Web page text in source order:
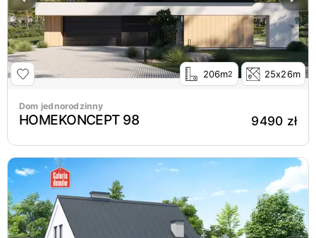
206m2 25x26m
Dom jednorodzinny
HOMEKONCEPT 98 9490 zł